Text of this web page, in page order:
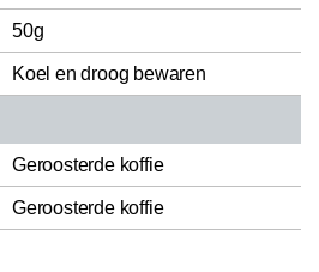
50g
Koel en droog bewaren
Geroosterde koffie
Geroosterde koffie